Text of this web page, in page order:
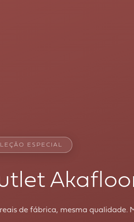
ESPECIAL
de fábrica, mesma qualidade.